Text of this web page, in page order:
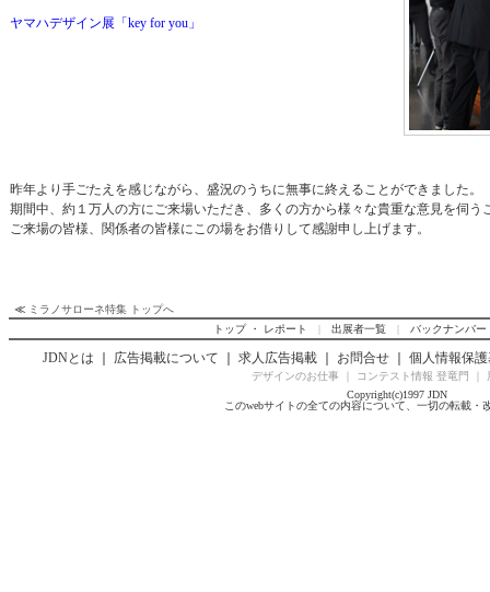
ヤマハデザイン展「key for you」
昨年より手ごたえを感じながら、盛況のうちに無事に終えることができました。
期間中、約１万人の方にご来場いただき、多くの方から様々な貴重な意見を伺う
ご来場の皆様、関係者の皆様にこの場をお借りして感謝申し上げます。
≪ ミラノサローネ特集 トップへ
トップ ・ レポート
| 出展者一覧 | バックナンバー
JDNとは 広告掲載について 求人広告掲載 お問合せ 個人情報保
デザインのお仕事 コンテスト情報 登竜門
Copyright(c)1997 JDN
このwebサイトの全ての内容について、一切の転載・